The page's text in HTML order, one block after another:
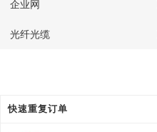
企业网
光纤光缆
快速重复订单